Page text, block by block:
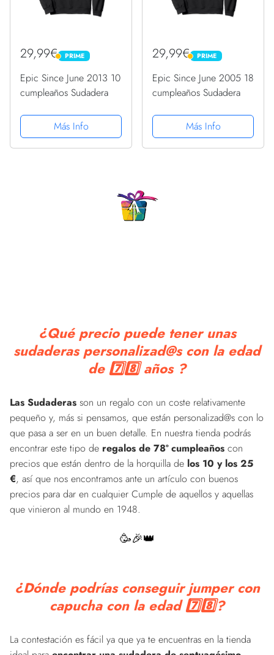
29,99€ PRIME
PRIME
Epic Since June 2013 10
cumpleaños Sudadera
Más Info
29,99€ PRIME
PRIME
Epic Since June 2005 18
cumpleaños Sudadera
Más Info
¿Qué precio puede tener unas
sudaderas personalizad@s con la edad
de 7️⃣8️⃣ años ?
Las Sudaderas son un regalo con un coste relativamente
pequeño y, más si pensamos, que están personalizad@s con lo
que pasa a ser en un buen detalle. En nuestra tienda podrás
encontrar este tipo de regalos de 78º cumpleaños con
precios que están dentro de la horquilla de los 10 y los 25
€, así que nos encontramos ante un artículo con buenos
precios para dar en cualquier Cumple de aquellos y aquellas
que vinieron al mundo en 1948.
🥳🎉👑
¿Dónde podrías conseguir jumper con
capucha con la edad 7️⃣8️⃣?
La contestación es fácil ya que ya te encuentras en la tienda